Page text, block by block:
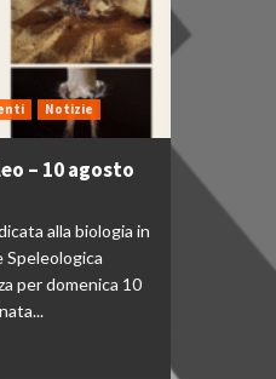
Notizie
– 10 agosto
alla biologia in
Speleologica
per domenica 10